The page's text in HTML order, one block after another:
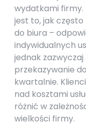
wydatkami
jest to, jak
do biura –
indywidualnych
jednak
przekazywanie
kwartalnie.
nad kosztami
różnić w
wielkości firmy.